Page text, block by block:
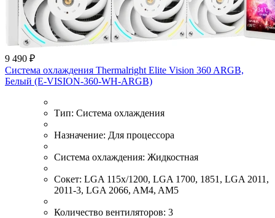
9 490 ₽
Система охлаждения Thermalright Elite Vision 360 ARGB,
Белый (E-VISION-360-WH-ARGB)
Тип: Система охлаждения
Назначение: Для процессора
Система охлаждения: Жидкостная
Сокет: LGA 115x/1200, LGA 1700, 1851, LGA 2011,
2011-3, LGA 2066, AM4, AM5
Количество вентиляторов: 3